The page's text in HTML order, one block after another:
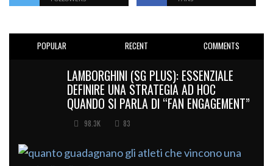
POPULAR RECENT COMMENTS
LAMBORGHINI (SG PLUS): ESSENZIALE
DEFINIRE UNA STRATEGIA AD HOC
QUANDO SI PARLA DI “FAN ENGAGEMENT”
98.3K 83